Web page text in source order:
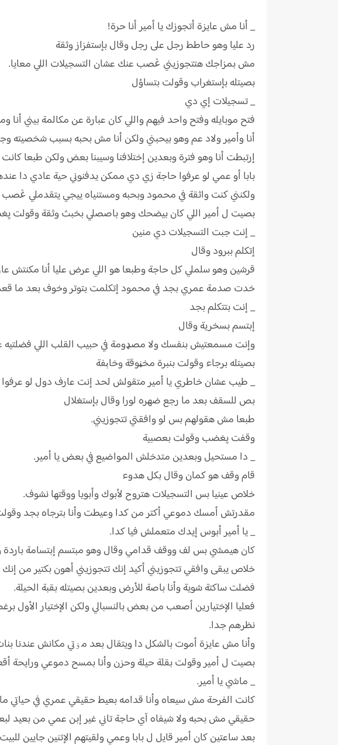
_ أنا مش عايزة أتجوزك يا أمير أنا حرة!
رد عليا وهو حاطط رجل على رجل وقال بإستفزاز وثقة
مش بمزاجك هتتجوزيني ڠصب عنك عشان التسجيلات اللي معايا.
بصيتله بإستغراب وقولت بتساؤل
_ تسجيلات إي دي
فتح موبايله وفتح واحد فيهم واللي كان عبارة عن مكالمة بيني
أنا وأمير ولاد عم وهو بيحبني ولكن أنا مش بحبه بسبب شخصيته
إرتبطت أنا وهو فترة وبعدين إختلافنا وسيبنا بعض ولكن طبعا
بابا أو عمي لو عرفوا حاجة زي دي ممكن يدفنوني حية عادي دا
ولكنني كنت واثقة في محمود وبحبه ومستنياه ييجي يتقدملي ڠصب
بصيت ل أمير اللي كان بيضحك وهو باصصلي بخبث وثقة وقولت
_ إنت جبت التسجيلات دي منين
إتكلم ببرود وقال
قرشين وهو سلملي كل حاجة وطبعا هو اللي عرض عليا أنا مكنتش
خدت صدمة عمري بجد في محمود إتكلمت بتوتر وخوف بعد ما
_ إنت بتتكلم بجد
إبتسم بسخرية وقال
وإنت مسمعتيش بنفسك ولا مصډومة في حبيب القلب اللي فضلتيه
بصيتله برجاء وقولت بنبرة مخڼوقة وخاېفة
_ طيب عشان خاطري يا أمير متقولش لحد إنت عارف دول لو عرفوا
بص للسقف بعد ما رجع ضهره لورا وقال بإستغلال
طبعا مش هقولهم بس لو وافقتي تتجوزيني.
وقفت پغضب وقولت بعصبية
_ دا مستحيل وبعدين متدخلش المواضيع في بعض يا أمير.
قام وقف هو كمان وقال بكل هدوء
خلاص عينيا بس التسجيلات هتروح لأبوك وأبويا ووقتها نشوف.
مقدرتش أمسك دموعي أكتر من كدا وعيطت وأنا بترجاه بجد
_ يا أمير أبوس إيدك متعملش فيا كدا.
كان هيمشي بس لف ووقف قدامي وقال وهو مبتسم إبتسامة باردة
خلاص يبقى وافقي تتجوزيني أكيد إنك تتجوزيني أهون بكتير من إنك
فضلت ساكتة شوية وأنا باصة للأرض وبعدين بصيتله بقبة الحيلة.
فعليا الإختيارين أصعب من بعض بالنسبالي ولكن الإختيار
نظرهم جدا.
وأنا مش عايزة أموت بالشكل دا ويتقال بعد مۏتي مكانش عندنا
بصيت ل أمير وقولت بقلة حيلة وحزن وأنا بمسح دموعي ورايحة
_ ماشي يا أمير.
كانت الفرحة مش سيعاه وأنا قدامه بعيط حقيقي عمري في حياتي
حقيقي مش بحبه ولا شيفاه آي حاجة تاني غير إبن عمي من بعيد
بعد ساعتين كان أمير قايل ل بابا وعمي ولقيتهم الإتنين جايين